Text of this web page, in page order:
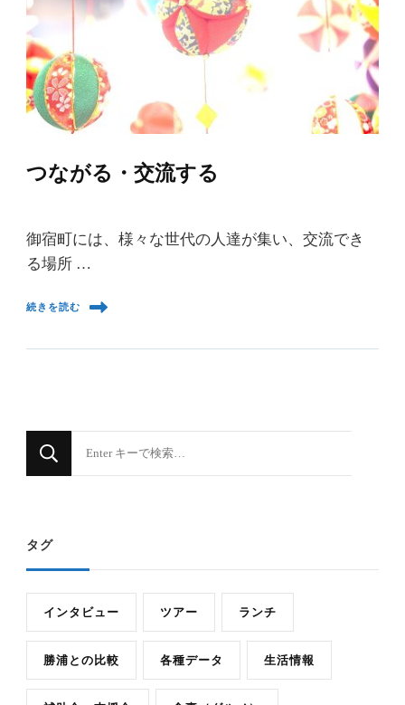
つながる・交流する
御宿町には、様々な世代の人達が集い、交流でき
る場所 …
続きを読む
し
か
?
タグ
インタビュー ツアー ランチ
勝浦との比較 各種データ 生活情報